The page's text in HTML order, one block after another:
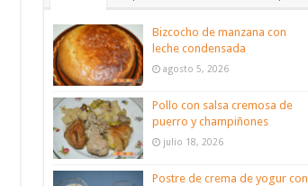
Bizcocho de manzana con
leche condensada
agosto 5, 2026
Pollo con salsa cremosa de
puerro y champiñones
julio 18, 2026
Postre de crema de yogur con